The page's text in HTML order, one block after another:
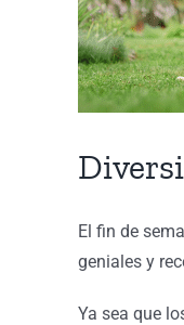
El fin de
geniales y
Ya sea que